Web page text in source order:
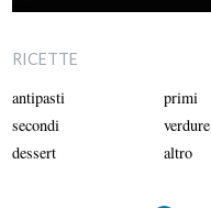
RICETTE
antipasti
primi
secondi
verdure
dessert
altro